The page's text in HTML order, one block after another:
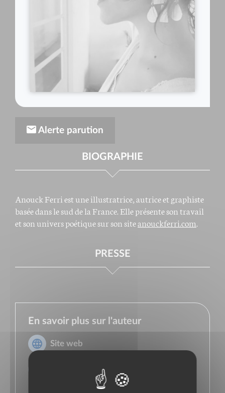
Alerte parution
BIOGRAPHIE
Anouck Ferri est une illustratrice, autrice et graphiste
basée dans le sud de la France. Elle présente son travail
et son univers poétique sur son siteanouckferri.com
PRESSE
En savoir plus sur l'auteur
Site web